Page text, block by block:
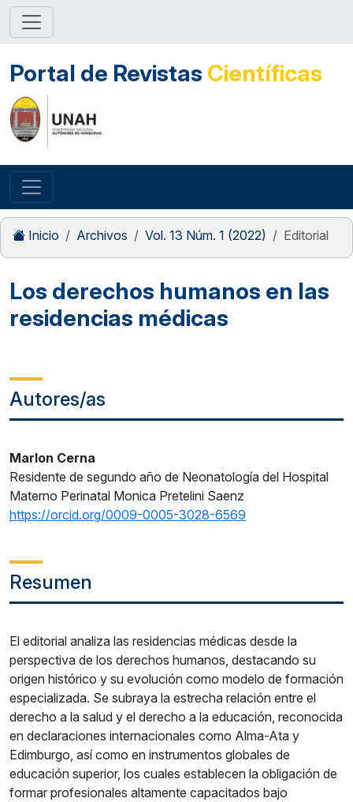
Portal de Revistas Científicas
Inicio Archivos Vol. 13 Núm. 1 (2022) Editorial
Los derechos humanos en las
residencias médicas
Autores/as
Marlon Cerna
Residente de segundo año de Neonatología del Hospital
Materno Perinatal Monica Pretelini Saenz
https://orcid.org/0009-0005-3028-6569
Resumen
El editorial analiza las residencias médicas desde la
perspectiva de los derechos humanos, destacando su
origen histórico y su evolución como modelo de formación
especializada. Se subraya la estrecha relación entre el
derecho a la salud y el derecho a la educación, reconocida
en declaraciones internacionales como Alma-Ata y
Edimburgo, así como en instrumentos globales de
educación superior, los cuales establecen la obligación de
formar profesionales altamente capacitados bajo